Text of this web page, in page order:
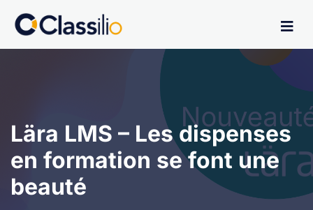
Lära LMS – Les dispenses
en formation se font une
beauté